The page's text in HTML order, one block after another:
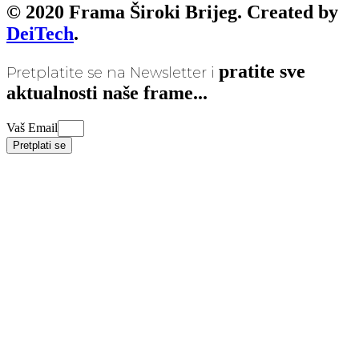
© 2020 Frama Široki Brijeg. Created by
DeiTech.
Pretplatite se na Newsletter i pratite sve
aktualnosti naše frame...
Vaš Email
Pretplati se